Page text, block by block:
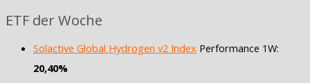
ETF der Woche
Solactive Global Hydrogen v2 Index Performance 1W:
20,40%